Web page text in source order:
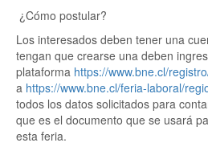
¿Cómo postular?
Los interesados deben tener una
tengan que crearse una deben
plataforma https://www.bne.cl/
a https://www.bne.cl/feria-laboral/
todos los datos solicitados para
que es el documento que se usará
esta feria.